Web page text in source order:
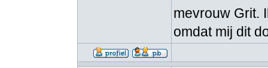
mevrouw Grit.
omdat mij dit